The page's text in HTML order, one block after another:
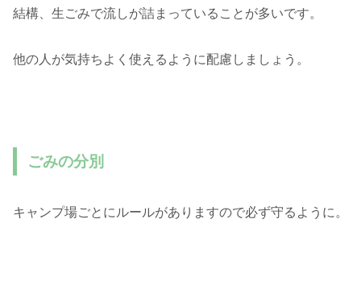
結構、生ごみで流しが詰まっていることが多いです。
他の人が気持ちよく使えるように配慮しましょう。
ごみの分別
キャンプ場ごとにルールがありますので必ず守るように。